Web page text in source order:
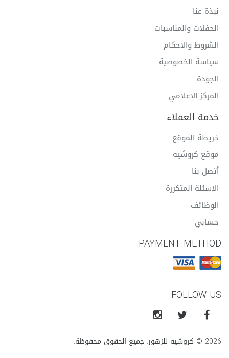
نبذة عنا
الحفلات والمناسبات
الشروط والأحكام
سياسة الخصوصية
الجودة
المركز الاعلامي
خدمة العملاء
خريطة الموقع
موقع كروشيه
أتصل بنا
الاسئلة المتكررة
الوظائف
حسابي
PAYMENT METHOD
FOLLOW US
2026 © كروشيه للزهور. جميع الحقوق محفوظة.